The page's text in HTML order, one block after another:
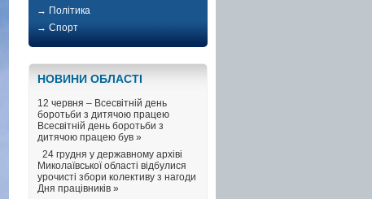
→ Політика
→ Спорт
НОВИНИ ОБЛАСТI
12 червня – Всесвітній день
боротьби з дитячою працею
Всесвітній день боротьби з
дитячою працею був »
24 грудня у державному архіві
Миколаївської області відбулися
урочисті збори колективу з нагоди
Дня працівників »